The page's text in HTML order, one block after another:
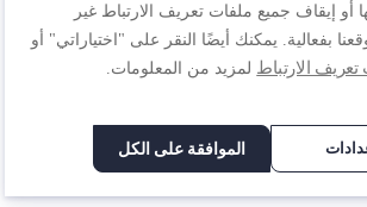
أو إيقاف جميع ملفات تعريف الارتباط غير
بفعالية. يمكنك أيضًا النقر على "اختياراتي" أو
الارتباط لمزيد من المعلومات.
الموافقة على الكل